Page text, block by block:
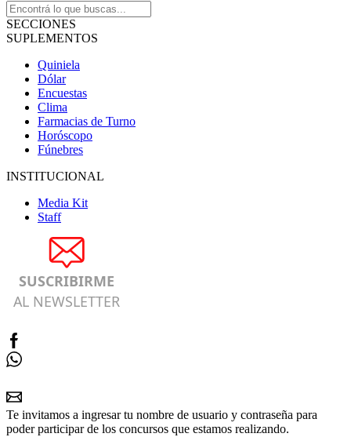
SECCIONES
SUPLEMENTOS
Quiniela
Dólar
Encuestas
Clima
Farmacias de Turno
Horóscopo
Fúnebres
INSTITUCIONAL
Media Kit
Staff
SUSCRIBIRME
AL NEWSLETTER
Te invitamos a ingresar tu nombre de usuario y contraseña para
poder participar de los concursos que estamos realizando.